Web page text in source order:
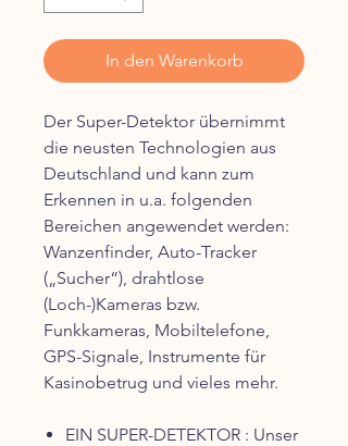
In den Warenkorb
Der Super-Detektor übernimmt
die neusten Technologien aus
Deutschland und kann zum
Erkennen in u.a. folgenden
Bereichen angewendet werden:
Wanzenfinder, Auto-Tracker
(„Sucher“), drahtlose
(Loch-)Kameras bzw.
Funkkameras, Mobiltelefone,
GPS-Signale, Instrumente für
Kasinobetrug und vieles mehr.
EIN SUPER-DETEKTOR : Unser